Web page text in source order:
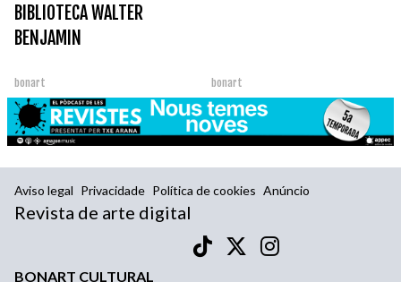
BIBLIOTECA WALTER
BENJAMIN
bonart bonart
Aviso legal Privacidade Política de cookies Anúncio
Revista de arte digital
BONART CULTURAL